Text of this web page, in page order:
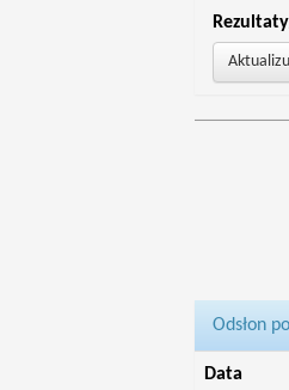
Odsłon
Data